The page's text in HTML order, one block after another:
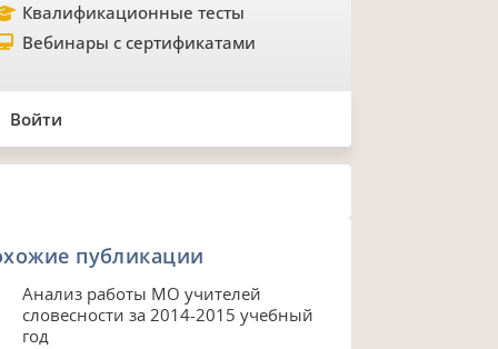
Квалификационные тесты
Вебинары с сертификатами
Войти
публикации
Анализ работы МО учителей
словесности за 2014-2015 учебный
год